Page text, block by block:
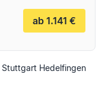
ab 1.141 €
Stuttgart Hedelfingen